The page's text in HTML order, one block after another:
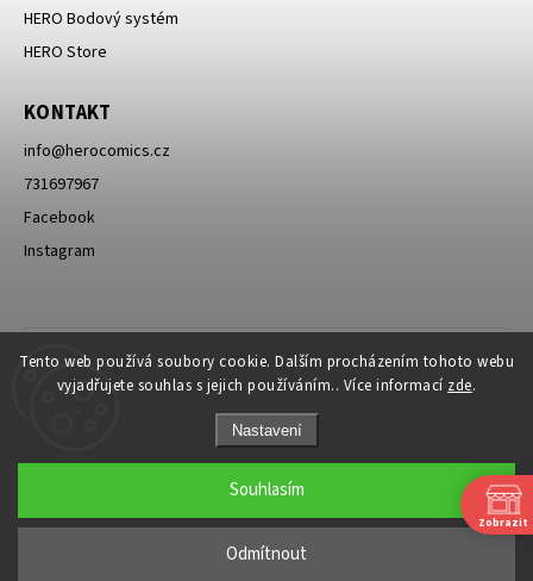
Tento web používá soubory cookie. Dalším procházením tohoto webu
vyjadřujete souhlas s jejich používáním.. Více informací zde.
Nastavení
Odmítnout
Souhlasím
HERO Bodový systém
HERO Store
KONTAKT
info@herocomics.cz
731697967
Facebook
Instagram
Copyright 2026HERO Comics. Všechna práva vyhrazena.
Grafický návrh vytvořil a nakódoval
Zobrazit